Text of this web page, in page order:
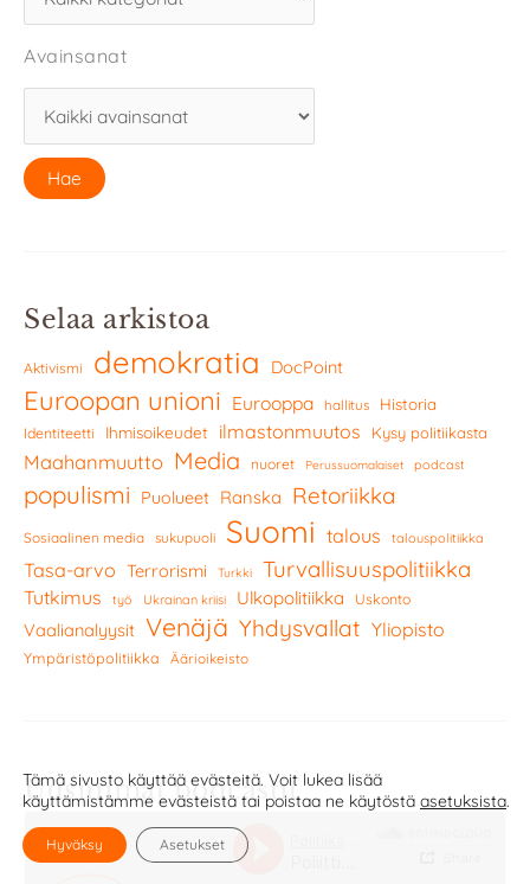
Avainsanat
Selaa arkistoa
Aktivismi demokratia DocPoint
Euroopan unioni Eurooppa hallitus Historia
Identiteetti Ihmisoikeudet ilmastonmuutos Kysy politiikasta
Maahanmuutto Media nuoret Perussuomalaiset podcast
populismi Puolueet Ranska Retoriikka
Sosiaalinen media sukupuoli Suomi talous talouspolitiikka
Tasa-arvo Terrorismi Turkki Turvallisuuspolitiikka
Tutkimus työ Ukrainan kriisi Ulkopolitiikka Uskonto
Vaalianalyysit Venäjä Yhdysvallat Yliopisto
Ympäristöpolitiikka Äärioikeisto
Uusimmat podcastit
Tämä sivusto käyttää evästeitä. Voit lukea lisää
käyttämistämme evästeistä tai poistaa ne käytöstä asetuksista.
Hyväksy Asetukset